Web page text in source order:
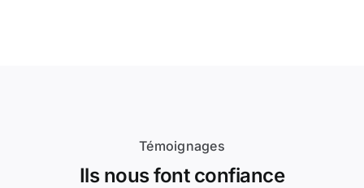
Témoignages
Ils nous font confiance